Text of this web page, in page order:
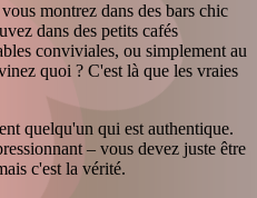
montrez dans des bars chic
dans des petits cafés
conviviales, ou simplement au
quoi ? C'est là que les vraies
quelqu'un qui est authentique.
– vous devez juste être
c'est la vérité.